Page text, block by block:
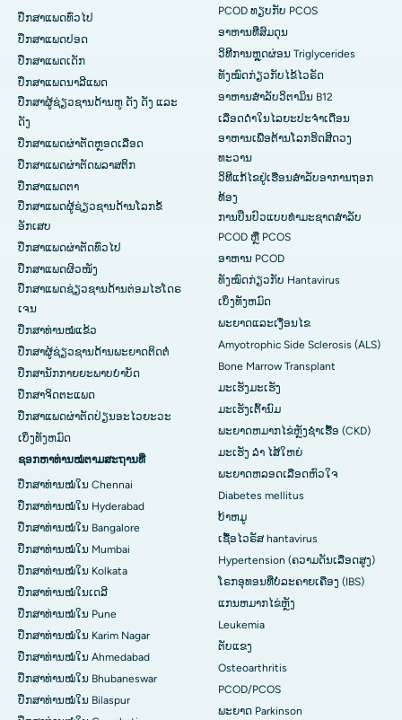
ປຶກສາແພດທົ່ວໄປ
ປຶກສາແພດປອດ
ປຶກສາແພດເດັກ
ປຶກສາແພດນາລີແພດ
ປຶກສາຜູ້ຊ່ຽວຊານດ້ານຫູ ດັງ ດັງ ແລະ
ດັງ
ປຶກສາແພດຜ່າຕັດຫຼອດເລືອດ
ປຶກສາແພດຜ່າຕັດພລາສຕິກ
ປຶກສາແພດຕາ
ປຶກສາແພດຜູ້ຊ່ຽວຊານດ້ານໂລກຂໍ້
ອັກເສບ
ປຶກສາແພດຜ່າຕັດທົ່ວໄປ
ປຶກສາແພດຜິວໜັງ
ປຶກສາແພດຊ່ຽວຊານດ້ານຕ່ອມໄຮໂດຣ
ເຈນ
ປຶກສາທ່ານໝໍແຂ້ວ
ປຶກສາຜູ້ຊ່ຽວຊານດ້ານພະຍາດຕິດຕໍ່
ປຶກສານັກກາຍຍະພາບບຳບັດ
ປຶກສາຈິດຕະແພດ
ປຶກສາແພດຜ່າຕັດປ່ຽນອະໄວຍະວະ
ເບິ່ງທັງຫມົດ
ຊອກຫາທ່ານໝໍຕາມສະຖານທີ່
ປຶກສາທ່ານໝໍໃນ Chennai
ປຶກສາທ່ານໝໍໃນ Hyderabad
ປຶກສາທ່ານໝໍໃນ Bangalore
ປຶກສາທ່ານໝໍໃນ Mumbai
ປຶກສາທ່ານໝໍໃນ Kolkata
ປຶກສາທ່ານໝໍໃນເດລີ
ປຶກສາທ່ານໝໍໃນ Pune
ປຶກສາທ່ານໝໍໃນ Karim Nagar
ປຶກສາທ່ານໝໍໃນ Ahmedabad
ປຶກສາທ່ານໝໍໃນ Bhubaneswar
ປຶກສາທ່ານໝໍໃນ Bilaspur
PCOD ທຽບກັບ PCOS
ອາຫານທີ່ສົມດຸນ
ວິທີການຫຼຸດຜ່ອນ Triglycerides
ທັງໝົດກ່ຽວກັບໄຂ້ໄວຣັດ
ອາຫານສຳລັບວິຕາມິນ B12
ເລືອດດໍາໃນໄລຍະປະຈໍາເດືອນ
ອາຫານເພື່ອຕ້ານໂລກຮິດສີດວງ
ທະວານ
ວິທີແກ້ໄຂຢູ່ເຮືອນສຳລັບອາການຖອກ
ທ້ອງ
ການປິ່ນປົວແບບທໍາມະຊາດສໍາລັບ
PCOD ຫຼື PCOS
ອາຫານ PCOD
ທັງໝົດກ່ຽວກັບ Hantavirus
ເບິ່ງ​ທັງ​ຫມົດ
ພະຍາດແລະເງື່ອນໄຂ
Amyotrophic Side Sclerosis (ALS)
Bone Marrow Transplant
ມະເຮັງມະເຮັງ
ມະເຮັງເຕົ້ານົມ
ພະຍາດຫມາກໄຂ່ຫຼັງຊໍາເຮື້ອ (CKD)
ມະເຮັງ ລຳ ໄສ້ໃຫຍ່
ພະຍາດຫລອດເລືອດຫົວໃຈ
Diabetes mellitus
ບ້າຫມູ
ເຊື້ອໄວຣັສ hantavirus
Hypertension (ຄວາມດັນເລືອດສູງ)
ໂຣກອຸທອນທີ່ບໍ່ລະຄາຍເຄືອງ (IBS)
ແກນ​ຫມາກ​ໄຂ່​ຫຼັງ
Leukemia
ຕັບແຂງ
Osteoarthritis
PCOD/PCOS
ພະຍາດ Parkinson